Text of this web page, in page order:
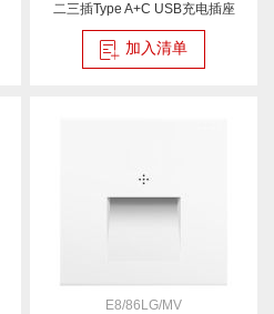
二三插Type A+C USB充电插座
五孔Type A+C USB插座 15W
加入清单
E8/86LG/MV